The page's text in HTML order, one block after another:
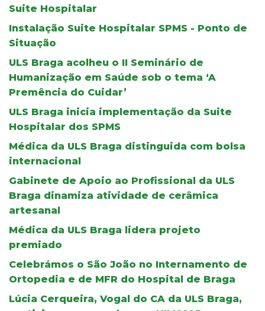
Suite Hospitalar
Instalação Suite Hospitalar SPMS - Ponto de
Situação
ULS Braga acolheu o II Seminário de
Humanização em Saúde sob o tema ‘A
Premência do Cuidar’
ULS Braga inicia implementação da Suite
Hospitalar dos SPMS
Médica da ULS Braga distinguida com bolsa
internacional
Gabinete de Apoio ao Profissional da ULS
Braga dinamiza atividade de cerâmica
artesanal
Médica da ULS Braga lidera projeto
premiado
Celebrámos o São João no Internamento de
Ortopedia e de MFR do Hospital de Braga
Lúcia Cerqueira, Vogal do CA da ULS Braga,